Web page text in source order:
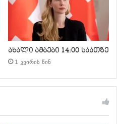
ახალი ამბები 14:00 საათზე
1 კვირის წინ